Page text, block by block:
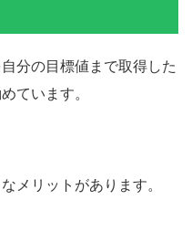
分の目標値まで取得した
ています。
メリットがあります。